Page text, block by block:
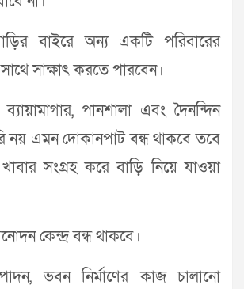
বাইরে অন্য একটি পরিবারের
সাক্ষাৎ করতে পারবেন।
পানশালা এবং দৈনন্দিন
নয় এমন দোকানপাট বন্ধ থাকবে তবে
সংগ্রহ করে বাড়ি নিয়ে যাওয়া
কেন্দ্র বন্ধ থাকবে।
ভবন নির্মাণের কাজ চালানো